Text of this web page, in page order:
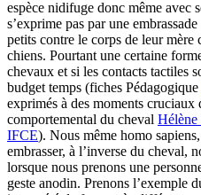
espèce nidifuge donc même avec
s’exprime pas par une
petits contre le corps de leur
chiens. Pourtant une certaine
chevaux et si les contacts tactiles
budget temps (fiches Pédagogique
exprimés à des moments
comportemental du cheval Hélène
IFCE). Nous même homo
embrasser, à l’inverse du cheval,
lorsque nous prenons une
geste anodin. Prenons l’exemple